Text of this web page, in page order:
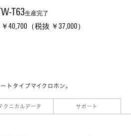
T63生産完了
40,700（税抜 ￥37,000）
トタイプマイクロホン。
クニカルデータ サポート